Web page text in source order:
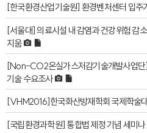
[한국환경산업기술원] 환경벤처센터 입주
[서울대] 의료시설 내 감염과 건강위험 감
지움
[Non-CO2온실가스저감기술개발사업
기술 수요조사
[VHM2016]한국화산방재학회 국제학술
[국립환경과학원] 통합법 제정 기념 세미나